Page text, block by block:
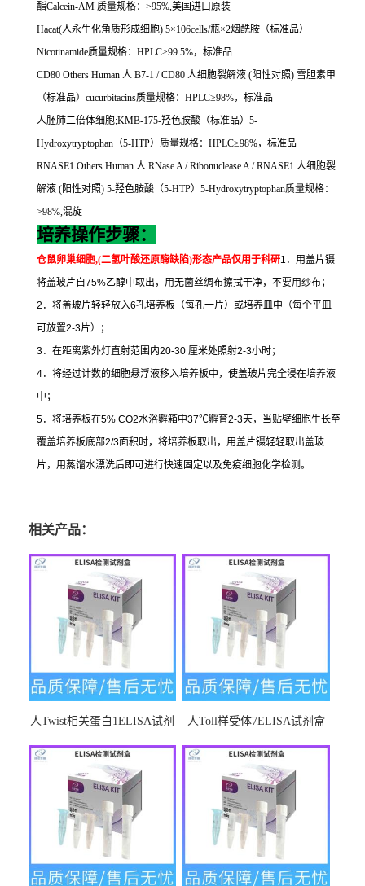
酯Calcein-AM 质量规格： >95%,美国进口原装
Hacat(人永生化角质形成细胞) 5×106cells/瓶×2烟酰胺（标准品）
Nicotinamide质量规格： HPLC≥99.5%，标准品
CD80 Others Human 人 B7-1 / CD80 人细胞裂解液 (阳性对照) 雪胆素甲
（标准品） cucurbitacins质量规格： HPLC≥98%，标准品
人胚肺二倍体细胞;KMB-175-羟色胺酸（标准品） 5-
Hydroxytryptophan （5-HTP）质量规格： HPLC≥98%，标准品
RNASE1 Others Human 人 RNase A / Ribonuclease A / RNASE1 人细胞裂
解液 (阳性对照) 5-羟色胺酸（5-HTP） 5-Hydroxytryptophan质量规格：
>98%,混旋
培养操作步骤：
仓鼠卵巢细胞,(二氢叶酸还原酶缺陷)形态产品仅用于科研1 ．用盖片镊
将盖玻片自75%乙醇中取出，用无菌丝绸布擦拭干净，不要用纱布；
2 ．将盖玻片轻轻放入6孔培养板（每孔一片）或培养皿中（每个平皿
可放置2-3片）；
3．在距离紫外灯直射范围内20-30 厘米处照射2-3小时；
4．将经过计数的细胞悬浮液移入培养板中，使盖玻片完全浸在培养液
中；
5．将培养板在5% CO2水浴孵箱中37℃孵育2-3天，当贴壁细胞生长至
覆盖培养板底部2/3面积时，将培养板取出，用盖片镊轻轻取出盖玻
片，用蒸馏水漂洗后即可进行快速固定以及免疫细胞化学检测。
相关产品：
人Twist相关蛋白1ELISA试剂
人Toll样受体7ELISA试剂盒